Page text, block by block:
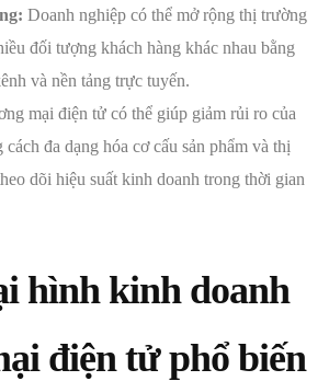
Doanh nghiệp có thể mở rộng thị trường
đối tượng khách hàng khác nhau bằng
và nền tảng trực tuyến.
mại điện tử có thể giúp giảm rủi ro của
đa dạng hóa cơ cấu sản phẩm và thị
dõi hiệu suất kinh doanh trong thời gian
hình kinh doanh
điện tử phổ biến